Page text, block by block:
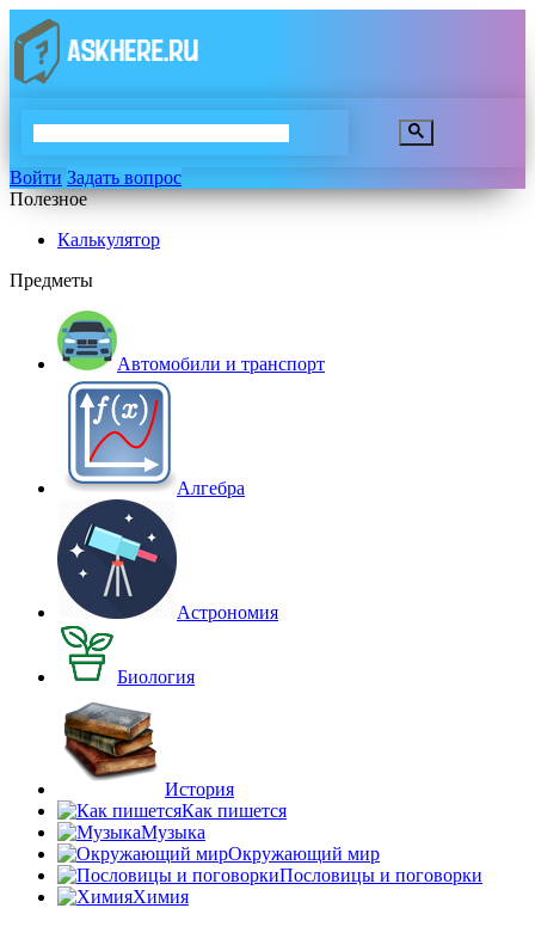
Войти Задать вопрос
Полезное
Калькулятор
Предметы
Автомобили и транспорт
Алгебра
Астрономия
Биология
История
Как пишется
Музыка
Окружающий мир
Пословицы и поговорки
Химия